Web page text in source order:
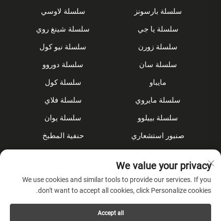
سلسلة بارسونز
سلسلة لاوسي
سلسلة يا جي
سلسلة شينغ روي
سلسلة زورن
سلسلة نيو كول
سلسلة سان
سلسلة دوروو
مايباو
سلسلة كول
سلسلة مايروي
سلسلة فلاي
سلسلة بييلوو
سلسلة يوان
صنبور استشعاري
حنفية المطبخ
الملحقات
عن الشركة
We value your privacy
We use cookies and similar tools to provide our services. If you
don't want to accept all cookies, click Personalize cookies.
Accept all